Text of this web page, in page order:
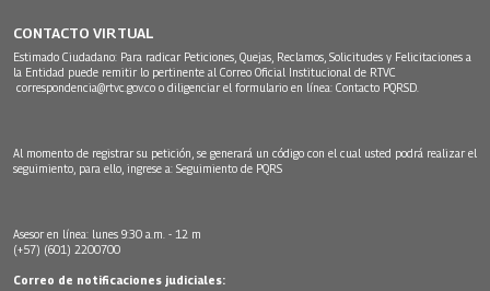
CONTACTO VIRTUAL
Estimado Ciudadano: Para radicar Peticiones, Quejas, Reclamos, Solicitudes y Felicitaciones a
la Entidad puede remitir lo pertinente al Correo Oficial Institucional de RTVC
correspondencia@rtvc.gov.co o diligenciar el formulario en línea: Contacto PQRSD.
Al momento de registrar su petición, se generará un código con el cual usted podrá realizar el
seguimiento, para ello, ingrese a: Seguimiento de PQRS
Asesor en línea: lunes 9:30 a.m. - 12 m
(+57) (601) 2200700
Correo de notificaciones judiciales: